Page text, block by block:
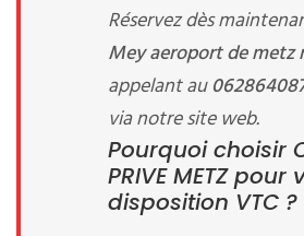
Réservez dès
Mey aeroport de metz
appelant au
via notre site web.
Pourquoi choisir
PRIVE METZ
disposition VTC ?